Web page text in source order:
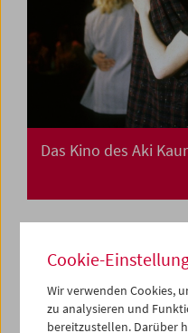
Das Kino des Aki
Cookie-
Wir verwenden Cookies,
zu analysieren und
bereitzustellen. Darüber